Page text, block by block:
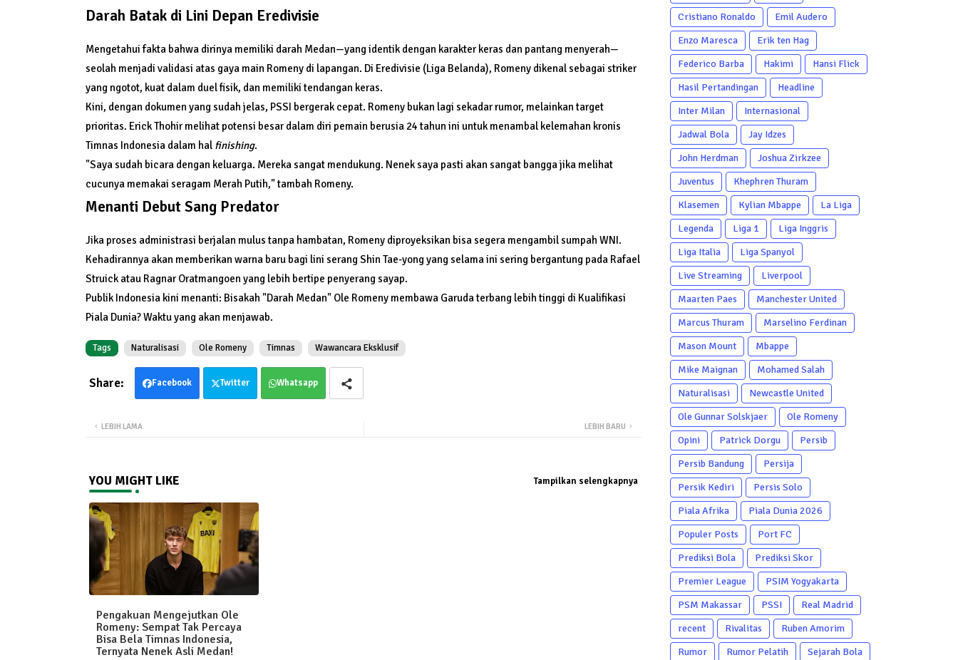
Darah Batak di Lini Depan Eredivisie
Mengetahui fakta bahwa dirinya memiliki darah Medan—yang identik dengan karakter keras dan pantang menyerah—
seolah menjadi validasi atas gaya main Romeny di lapangan. Di Eredivisie (Liga Belanda), Romeny dikenal sebagai striker
yang ngotot, kuat dalam duel fisik, dan memiliki tendangan keras.
Kini, dengan dokumen yang sudah jelas, PSSI bergerak cepat. Romeny bukan lagi sekadar rumor, melainkan target
prioritas. Erick Thohir melihat potensi besar dalam diri pemain berusia 24 tahun ini untuk menambal kelemahan kronis
Timnas Indonesia dalam hal finishing.
"Saya sudah bicara dengan keluarga. Mereka sangat mendukung. Nenek saya pasti akan sangat bangga jika melihat
cucunya memakai seragam Merah Putih," tambah Romeny.
Menanti Debut Sang Predator
Jika proses administrasi berjalan mulus tanpa hambatan, Romeny diproyeksikan bisa segera mengambil sumpah WNI.
Kehadirannya akan memberikan warna baru bagi lini serang Shin Tae-yong yang selama ini sering bergantung pada Rafael
Struick atau Ragnar Oratmangoen yang lebih bertipe penyerang sayap.
Publik Indonesia kini menanti: Bisakah "Darah Medan" Ole Romeny membawa Garuda terbang lebih tinggi di Kualifikasi
Piala Dunia? Waktu yang akan menjawab.
Tags Naturalisasi Ole Romeny Timnas Wawancara Eksklusif
Facebook Twitter Whatsapp
LEBIH BARU
LEBIH LAMA
YOU MIGHT LIKE Tampilkan selengkapnya
Pengakuan Mengejutkan Ole
Romeny: Sempat Tak Percaya
Bisa Bela Timnas Indonesia,
Ternyata Nenek Asli Medan!
Cristiano Ronaldo
Emil Audero
Enzo Maresca
Erik ten Hag
Federico Barba
Hakimi
Hansi Flick
Hasil Pertandingan
Headline
Inter Milan
Internasional
Jadwal Bola
Jay Idzes
John Herdman
Joshua Zirkzee
Juventus
Khephren Thuram
Klasemen
Kylian Mbappe
La Liga
Legenda
Liga 1
Liga Inggris
Liga Italia
Liga Spanyol
Live Streaming
Liverpool
Maarten Paes
Manchester United
Marcus Thuram
Marselino Ferdinan
Mason Mount
Mbappe
Mike Maignan
Mohamed Salah
Naturalisasi
Newcastle United
Ole Gunnar Solskjaer
Ole Romeny
Opini
Patrick Dorgu
Persib
Persib Bandung
Persija
Persik Kediri
Persis Solo
Piala Afrika
Piala Dunia 2026
Populer Posts
Port FC
Prediksi Bola
Prediksi Skor
Premier League
PSIM Yogyakarta
PSM Makassar
PSSI
Real Madrid
recent
Rivalitas
Ruben Amorim
Rumor
Rumor Pelatih
Sejarah Bola